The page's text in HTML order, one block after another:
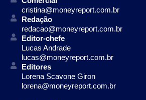
cristina@moneyreport.com.br
Redação
redacao@moneyreport.com.br
Editor-chefe
Lucas Andrade
lucas@moneyreport.com.br
Editores
Lorena Scavone Giron
lorena@moneyreport.com.br